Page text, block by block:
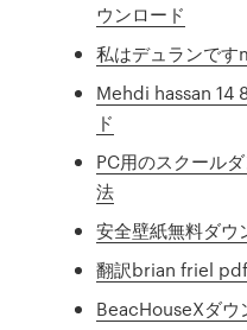
ウンロード
私はデュランで
Mehdi hassan 14
ド
PC用のスクール
法
安全壁紙無料ダウ
翻訳brian friel
BeacHouseXダウ